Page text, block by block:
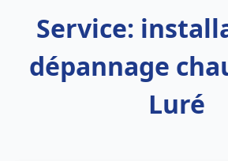
Service:
dépannage
Luré